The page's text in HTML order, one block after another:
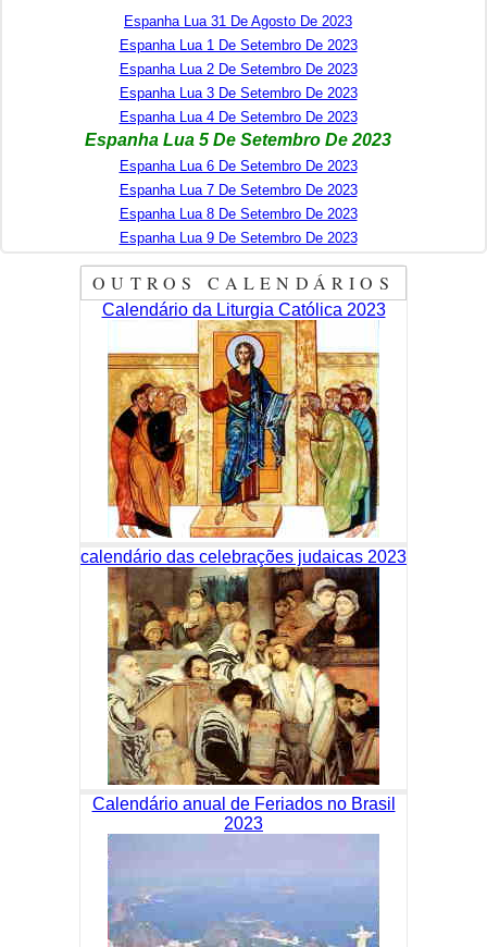
Espanha Lua 31 De Agosto De 2023
Espanha Lua 1 De Setembro De 2023
Espanha Lua 2 De Setembro De 2023
Espanha Lua 3 De Setembro De 2023
Espanha Lua 4 De Setembro De 2023
Espanha Lua 5 De Setembro De 2023
Espanha Lua 6 De Setembro De 2023
Espanha Lua 7 De Setembro De 2023
Espanha Lua 8 De Setembro De 2023
Espanha Lua 9 De Setembro De 2023
OUTROS CALENDÁRIOS
Calendário da Liturgia Católica 2023
calendário das celebrações judaicas 2023
Calendário anual de Feriados no Brasil
2023